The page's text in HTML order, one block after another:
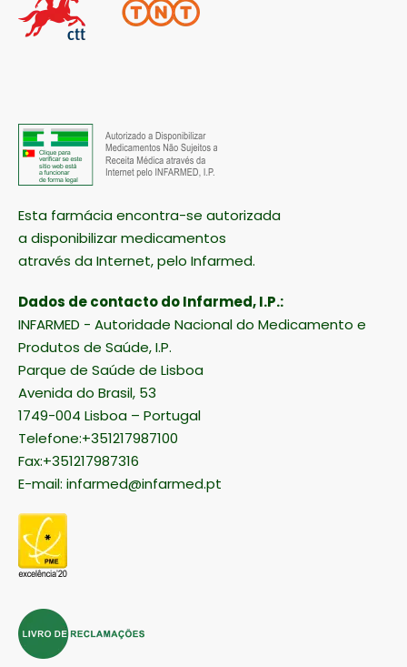
Esta farmácia encontra-se autorizada
a disponibilizar medicamentos
através da Internet, pelo Infarmed.
Dados de contacto do Infarmed, I.P.:
INFARMED - Autoridade Nacional do Medicamento e
Produtos de Saúde, I.P.
Parque de Saúde de Lisboa
Avenida do Brasil, 53
1749-004 Lisboa – Portugal
Telefone:+351217987100
Fax:+351217987316
E-mail: infarmed@infarmed.pt